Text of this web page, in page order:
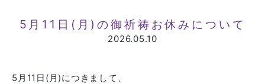
5月11日(月)の御祈祷お休みについて
2026.05.10
5月11日(月)につきまして、